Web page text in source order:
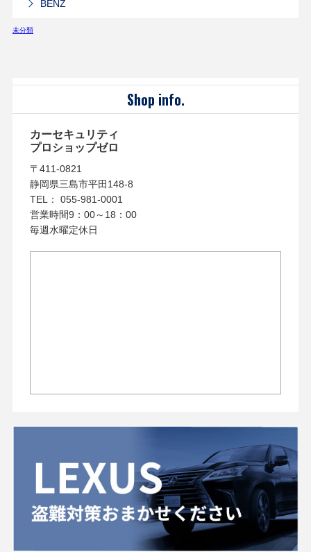
BENZ
未分類
Shop info.
カーセキュリティ
プロショップゼロ
〒411-0821
静岡県三島市平田148-8
TEL： 055-981-0001
営業時間9：00～18：00
毎週水曜定休日